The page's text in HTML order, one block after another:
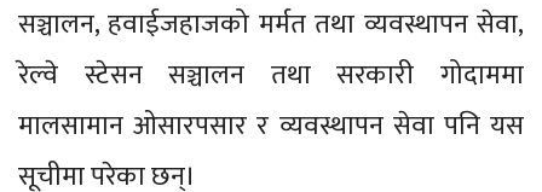
सञ्चालन, हवाईजहाजको मर्मत तथा व्यवस्थापन सेवा,
रेल्वे स्टेसन सञ्चालन तथा सरकारी गोदाममा
मालसामान ओसारपसार र व्यवस्थापन सेवा पनि यस
सूचीमा परेका छन्।